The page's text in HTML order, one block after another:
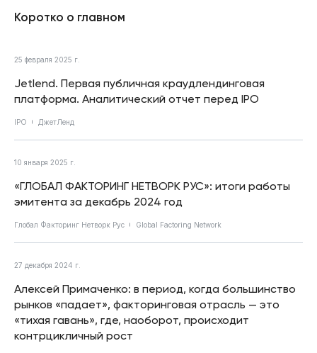
Коротко о главном
25 февраля 2025 г.
Jetlend. Первая публичная краудлендинговая
платформа. Аналитический отчет перед IPO
IPO ДжетЛенд
10 января 2025 г.
«ГЛОБАЛ ФАКТОРИНГ НЕТВОРК РУС»: итоги работы
эмитента за декабрь 2024 год
Глобал Факторинг Нетворк Рус Global Factoring Network
27 декабря 2024 г.
Алексей Примаченко: в период, когда большинство
рынков «падает», факторинговая отрасль — это
«тихая гавань», где, наоборот, происходит
контрцикличный рост